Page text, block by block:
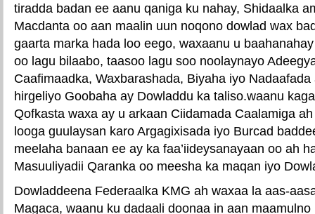
tiradda badan ee aanu qaniga ku nahay, Shidaalka
Macdanta oo aan maalin uun noqono dowlad wax
gaarta marka hada loo eego, waxaanu u
oo lagu bilaabo, taasoo lagu soo noolaynayo
Caafimaadka, Waxbarashada, Biyaha iyo
hirgeliyo Goobaha ay Dowladdu ka taliso.waanu
Qofkasta waxa ay u arkaan Ciidamada Caalamiga
looga guulaysan karo Argagixisada iyo Burcad
meelaha banaan ee ay ka faa’iideysanayaan oo ah
Masuuliyadii Qaranka oo meesha ka maqan iyo
Dowladdeena Federaalka KMG ah waxaa la aas-
Magaca, waanu ku dadaali doonaa in aan